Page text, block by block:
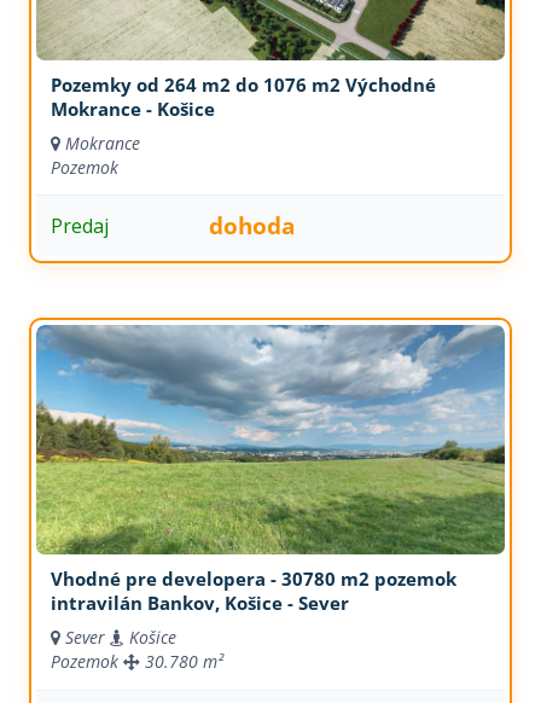
Pozemky od 264 m2 do 1076 m2 Východné
Mokrance - Košice
Mokrance
Pozemok
Predaj dohoda
Vhodné pre developera - 30780 m2 pozemok
intravilán Bankov, Košice - Sever
Sever
Košice
Pozemok
30.780 m²